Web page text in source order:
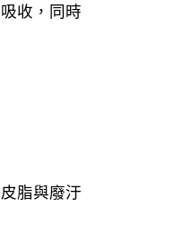
收，同時
脂與廢汙